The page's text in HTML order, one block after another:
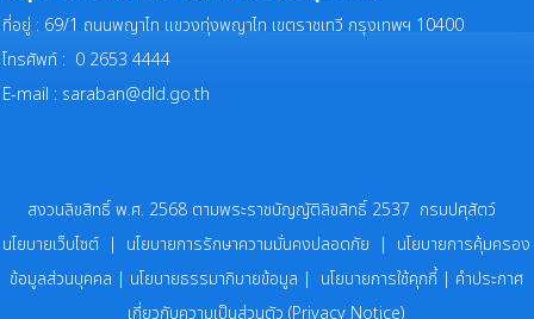
ที่อยู่ : 69/1 ถนนพญาไท แขวงทุ่งพญาไท เขตราชเทวี กรุงเทพฯ 10400
โทรศัพท์ : 0 2653 4444
E-mail : saraban@dld.go.th
สงวนลิขสิทธิ์ พ.ศ. 2568 ตามพระราชบัญญัติลิขสิทธิ์ 2537 กรมปศุสัตว์
นโยบายเว็บไซต์ | นโยบายการรักษาความมั่นคงปลอดภัย | นโยบายการคุ้มครอง
ข้อมูลส่วนบุคคล | นโยบายธรรมาภิบายข้อมูล | นโยบายการใช้คุกกี้ | คำประกาศ
เกี่ยวกับความเป็นส่วนตัว (Privacy Notice)